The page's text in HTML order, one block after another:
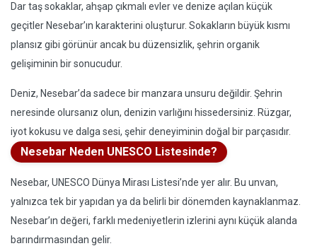
Dar taş sokaklar, ahşap çıkmalı evler ve denize açılan küçük
geçitler Nesebar’ın karakterini oluşturur. Sokakların büyük kısmı
plansız gibi görünür ancak bu düzensizlik, şehrin organik
gelişiminin bir sonucudur.
Deniz, Nesebar’da sadece bir manzara unsuru değildir. Şehrin
neresinde olursanız olun, denizin varlığını hissedersiniz. Rüzgar,
iyot kokusu ve dalga sesi, şehir deneyiminin doğal bir parçasıdır.
Nesebar Neden UNESCO Listesinde?
Nesebar, UNESCO Dünya Mirası Listesi’nde yer alır. Bu unvan,
yalnızca tek bir yapıdan ya da belirli bir dönemden kaynaklanmaz.
Nesebar’ın değeri, farklı medeniyetlerin izlerini aynı küçük alanda
barındırmasından gelir.